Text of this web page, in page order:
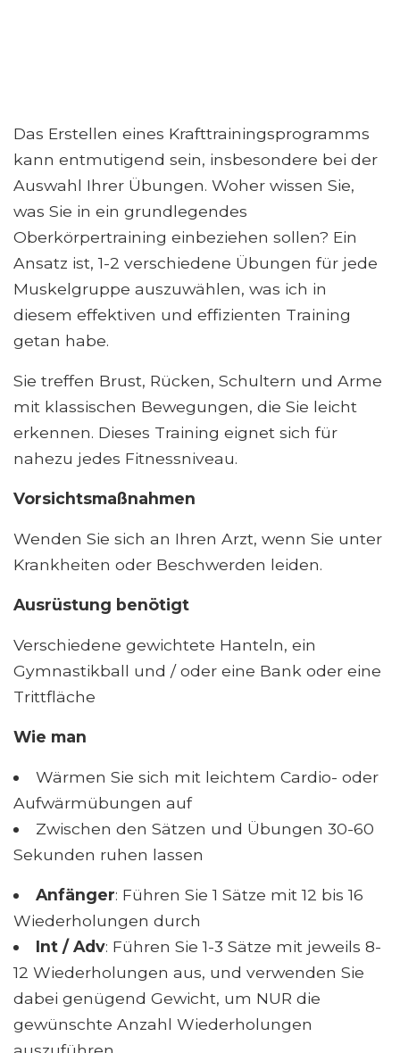
Das Erstellen eines Krafttrainingsprogramms
kann entmutigend sein, insbesondere bei der
Auswahl Ihrer Übungen. Woher wissen Sie,
was Sie in ein grundlegendes
Oberkörpertraining einbeziehen sollen? Ein
Ansatz ist, 1-2 verschiedene Übungen für jede
Muskelgruppe auszuwählen, was ich in
diesem effektiven und effizienten Training
getan habe.
Sie treffen Brust, Rücken, Schultern und Arme
mit klassischen Bewegungen, die Sie leicht
erkennen. Dieses Training eignet sich für
nahezu jedes Fitnessniveau.
Vorsichtsmaßnahmen
Wenden Sie sich an Ihren Arzt, wenn Sie unter
Krankheiten oder Beschwerden leiden.
Ausrüstung benötigt
Verschiedene gewichtete Hanteln, ein
Gymnastikball und / oder eine Bank oder eine
Trittfläche
Wie man
Wärmen Sie sich mit leichtem Cardio- oder
Aufwärmübungen auf
Zwischen den Sätzen und Übungen 30-60
Sekunden ruhen lassen
Anfänger: Führen Sie 1 Sätze mit 12 bis 16
Wiederholungen durch
Int / Adv: Führen Sie 1-3 Sätze mit jeweils 8-
12 Wiederholungen aus, und verwenden Sie
dabei genügend Gewicht, um NUR die
gewünschte Anzahl Wiederholungen